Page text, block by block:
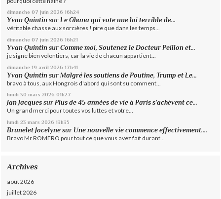
dimanche 07 juin 2026 16h24
Yvan Quintin surLe Ghana qui vote une loi terrible de...
véritable chasse aux sorcières ! pire que dans les temps...
dimanche 07 juin 2026 16h21
Yvan Quintin surComme moi, Soutenez le Docteur Peillon et...
je signe bien volontiers, car la vie de chacun appartient...
dimanche 19 avril 2026 17h41
Yvan Quintin surMalgré les soutiens de Poutine, Trump et Le...
bravo à tous, aux Hongrois d'abord qui sont su comment...
lundi 30 mars 2026 01h27
Jan Jacques surPlus de 45 années de vie à Paris s’achèvent ce...
Un grand merci pour toutes vos luttes et votre...
lundi 23 mars 2026 13h35
Brunelet Jocelyne sur Une nouvelle vie commence effectivement....
Bravo Mr ROMERO pour tout ce que vous avez fait durant...
Archives
août 2026
juillet 2026